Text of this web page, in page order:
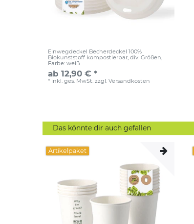
Einwegdeckel Becherdeckel 100%
Biokunststoff kompostierbar, div. Größen,
Farbe: weiß
ab 12,90 € *
* inkl. ges. MwSt. zzgl.Versandkosten
Das könnte dir auch gefallen
Artikelpaket